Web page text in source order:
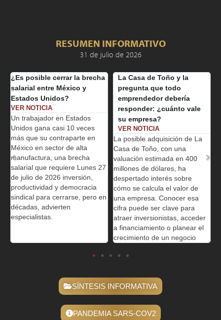
RESUMEN INFORMATIVO
31 de julio de 2026
cerrar la brecha
México y
en Estados
casi 10 veces
contraparte en
de alta
una brecha
requiere Lunes 27
inversión,
y democracia
cerrarse, pero en
La Casa de Toño y la
pregunta que todo
emprendedor debería
responder: ¿cuánto vale
su empresa?
VER NOTICIA
La posible adquisición de La
Casa de Toño, con una
valuación estimada en 400
millones de dólares, ha
despertado interés sobre
cómo se calcula el valor de
una empresa. Conocer esa
cifra puede ser clave para
atraer inversionistas, acceder
a financiamiento o planear el
crecimiento de un negocio
El oro inica
alzas de 1%
sobre el
foco en la
este lunes, ya
entre Estados
provocó una
precios del
aliviar la
la inflación y el
alza de las
SÍNTESIS INFORMATIVA
PANDEMIA SARS-COV2